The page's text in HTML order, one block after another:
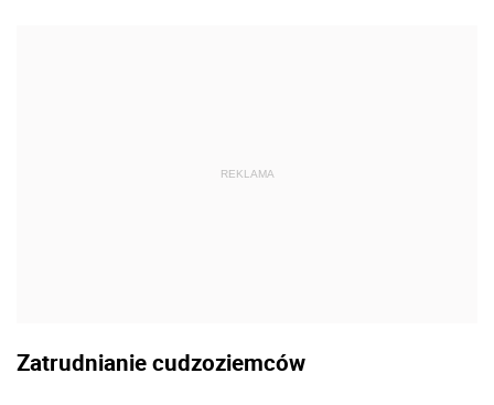
REKLAMA
Zatrudnianie cudzoziemców